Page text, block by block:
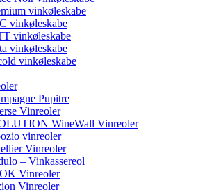
vinkøleskabe
vinkøleskabe
vinkøleskabe
vinkøleskabe
vinkøleskabe
Pupitre
Vinreoler
WineWall Vinreoler
vinreoler
Vinreoler
– Vinkassereol
Vinreoler
Vinreoler